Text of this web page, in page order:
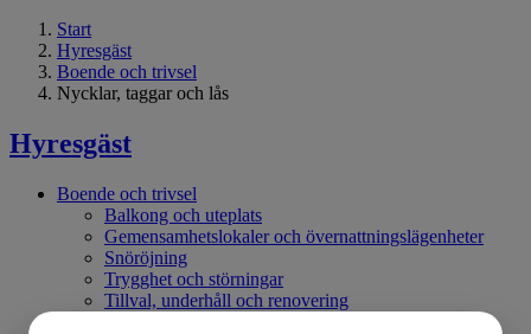
Start
Hyresgäst
Boende och trivsel
Nycklar, taggar och lås
Hyresgäst
Boende och trivsel
Balkong och uteplats
Gemensamhetslokaler och övernattningslägenheter
Snöröjning
Trygghet och störningar
Tillval, underhåll och renovering